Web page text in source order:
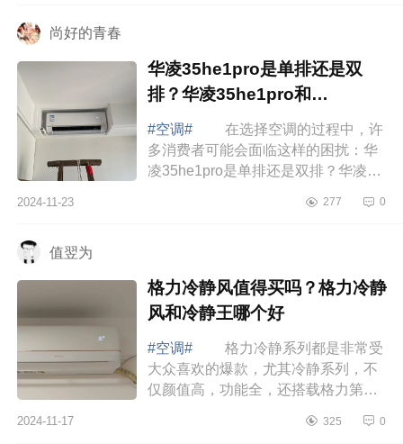
尚好的青春
华凌35he1pro是单排还是双
排？华凌35he1pro和
n8he1pro区别
#空调#
在选择空调的过程中，许
多消费者可能会面临这样的困扰：华
凌35he1pro是单排还是双排？华凌
35he1pro和n8he1pro区别 华凌
2024-11-23 277 0
值翌为
格力冷静风值得买吗？格力冷静
风和冷静王哪个好
#空调#
格力冷静系列都是非常受
大众喜欢的爆款，尤其冷静系列，不
仅颜值高，功能全，还搭载格力第二
小所以你选哪个款，下面小编为大家
2024-11-17 325 0